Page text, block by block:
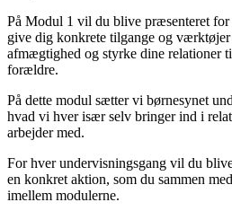
På Modul 1 vil du blive præsenteret for
give dig konkrete tilgange og
afmægtighed og styrke dine relationer
forældre.
På dette modul sætter vi børnesynet
hvad vi hver især selv bringer ind i
arbejder med.
For hver undervisningsgang vil du
en konkret aktion, som du sammen
imellem modulerne.